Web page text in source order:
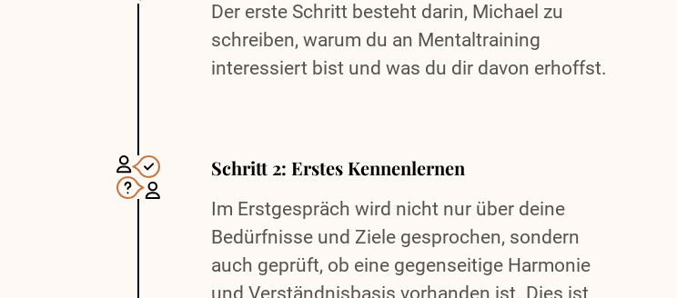
Der erste Schritt besteht darin, Michael zu
schreiben, warum du an Mentaltraining
interessiert bist und was du dir davon erhoffst.
Schritt 2: Erstes Kennenlernen
Im Erstgespräch wird nicht nur über deine
Bedürfnisse und Ziele gesprochen, sondern
auch geprüft, ob eine gegenseitige Harmonie
und Verständnisbasis vorhanden ist. Dies ist